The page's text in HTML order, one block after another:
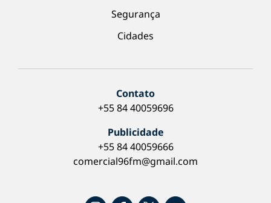
Segurança
Cidades
Contato
+55 84 40059696
Publicidade
+55 84 40059666
comercial96fm@gmail.com